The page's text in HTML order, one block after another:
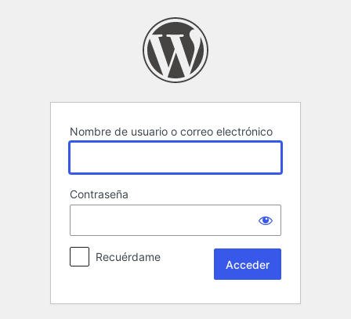
Nombre de usuario o correo electrónico
Contraseña
Recuérdame